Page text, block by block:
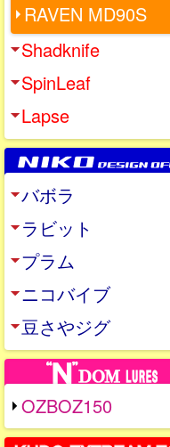
RAVEN MD90S
Shadknife
SpinLeaf
Lapse
バボラ
ラビット
プラム
ニコバイブ
豆さやジグ
OZBOZ150